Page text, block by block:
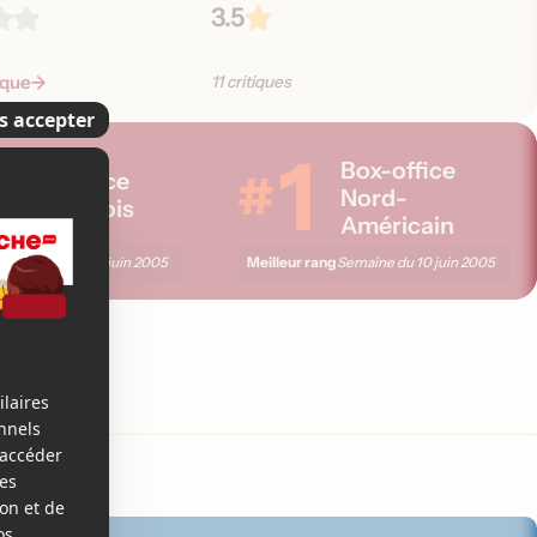
3.5
11 critiques
Box-office
Québécois
Semaine du 10 juin 2005
#1
Box-office
Nord-
Américain
Meilleur rangSemaine du 10 juin 2005